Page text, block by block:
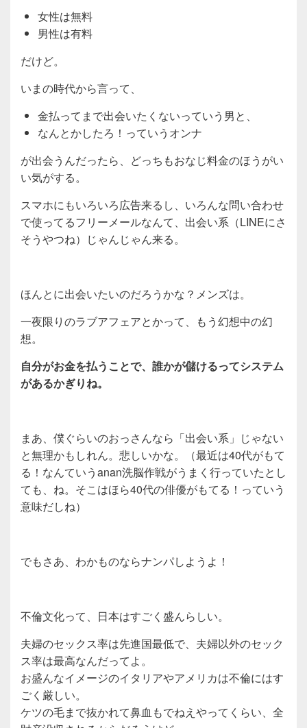
女性は無料
男性は有料
だけど。
いまの時代から言って、
金払ってまで出会いたくないっていう男と、
なんとかしたろ！っていうオンナ
が出会うんだったら、どっちもおなじ料金のほうがい
い気がする。
スマホにもいろいろ広告来るし、いろんな問い合わせ
で使ってるフリーメールなんて、出会い系（LINEにさ
そうやつね）じゃんじゃん来る。
ほんとに出会いたいのだろうかな？メンズは。
一夜限りのラブアフェアとかって、もう幻想中の幻
想。
自分がお金を払うことで、誰かが儲けるってシステム
があるかぎりね。
まあ、僕ぐらいのおっさんなら「出会い系」じゃない
と無理かもしれん。悲しいかな。（最近は40代がもて
る！なんていうanan洗脳作戦がうまく行っていたとし
ても、ね。そこはほら40代の俳優がもてる！っていう
意味だしね）
でもさあ、わかものならナンパしようよ！
不倫文化って、日本はすごく盛んらしい。
夫婦のセックス率は先進国最低で、夫婦以外のセック
ス率は最高なんだってよ。
お盛んなイメージのイタリアやアメリカは不倫にはす
ごく厳しい。
ケツの毛まで抜かれて鼻血もでねえやってくらい、全